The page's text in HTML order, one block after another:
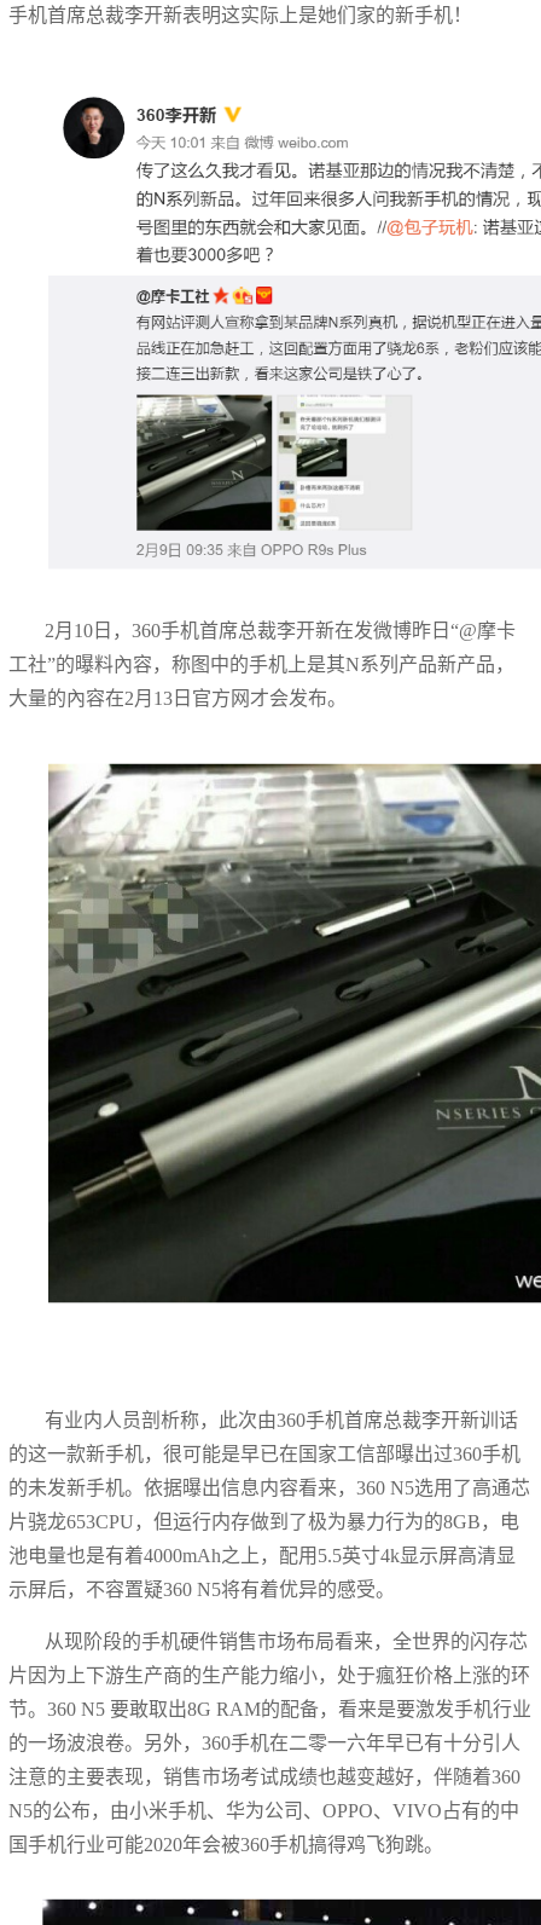
手机首席总裁李开新表明这实际上是她们家的新手机！
2月10日，360手机首席总裁李开新在发微博昨日“@摩卡
工社”的曝料內容，称图中的手机上是其N系列产品新产品，
大量的內容在2月13日官方网才会发布。
有业内人员剖析称，此次由360手机首席总裁李开新训话
的这一款新手机，很可能是早已在国家工信部曝出过360手机
的未发新手机。依据曝出信息内容看来，360 N5选用了高通芯
片骁龙653CPU，但运行内存做到了极为暴力行为的8GB，电
池电量也是有着4000mAh之上，配用5.5英寸4k显示屏高清显
示屏后，不容置疑360 N5将有着优异的感受。
从现阶段的手机硬件销售市场布局看来，全世界的闪存芯
片因为上下游生产商的生产能力缩小，处于瘋狂价格上涨的环
节。360 N5 要敢取出8G RAM的配备，看来是要激发手机行业
的一场波浪卷。另外，360手机在二零一六年早已有十分引人
注意的主要表现，销售市场考试成绩也越变越好，伴随着360
N5的公布，由小米手机、华为公司、OPPO、VIVO占有的中
国手机行业可能2020年会被360手机搞得鸡飞狗跳。